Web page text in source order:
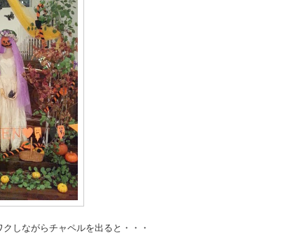
しながらチャペルを出ると・・・